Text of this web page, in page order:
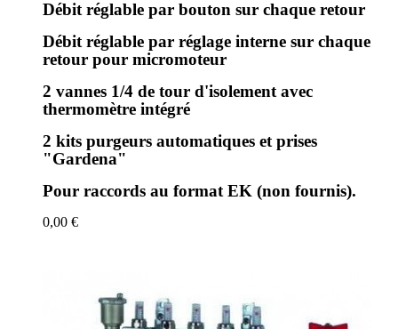
Débit réglable par bouton sur chaque retour
Débit réglable par réglage interne sur chaque
retour pour micromoteur
2 vannes 1/4 de tour d'isolement avec
thermomètre intégré
2 kits purgeurs automatiques et prises
"Gardena"
Pour raccords au format EK (non fournis).
0,00 €